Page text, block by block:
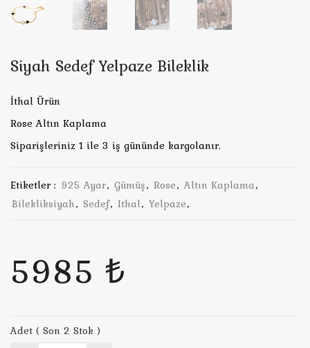
Siyah Sedef Yelpaze Bileklik
İthal Ürün
Rose Altın Kaplama
Siparişleriniz 1 ile 3 iş gününde kargolanır.
Etiketler : 925 Ayar, Gümüş, Rose, Altın Kaplama,
Bilekliksiyah, Sedef, Ithal, Yelpaze,
5985 ₺
Adet ( Son 2 Stok )